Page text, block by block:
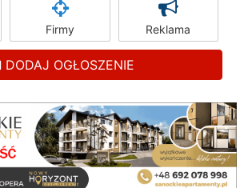
Firmy Reklama
DODAJ OGŁOSZENIE